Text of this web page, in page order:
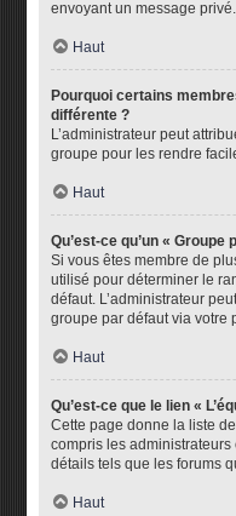
envoyant un message privé.
Haut
Pourquoi certains
différente ?
L’administrateur peut
groupe pour les rendre
Haut
Qu’est-ce qu’un « Groupe
Si vous êtes membre de
utilisé pour déterminer le
défaut. L’administrateur
groupe par défaut via votre
Haut
Qu’est-ce que le lien «
Cette page donne la liste
compris les administrateurs
détails tels que les forums
Haut